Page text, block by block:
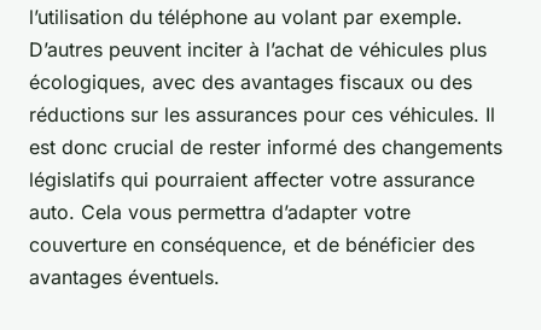
l’utilisation du téléphone au volant par exemple.
D’autres peuvent inciter à l’achat de véhicules plus
écologiques, avec des avantages fiscaux ou des
réductions sur les assurances pour ces véhicules. Il
est donc crucial de rester informé des changements
législatifs qui pourraient affecter votre assurance
auto. Cela vous permettra d’adapter votre
couverture en conséquence, et de bénéficier des
avantages éventuels.